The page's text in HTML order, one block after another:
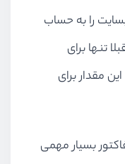
را به حساب
تنها برای
مقدار برای
فاکتور بسیار مهمی